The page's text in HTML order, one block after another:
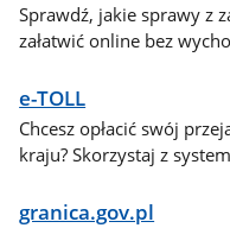
Sprawdź, jakie sprawy z
załatwić online bez
e-TOLL
Chcesz opłacić swój
kraju? Skorzystaj z
granica.gov.pl